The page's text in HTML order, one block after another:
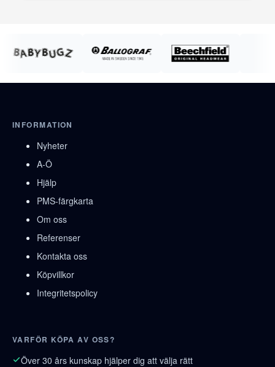
INFORMATION
Nyheter
A-Ö
Hjälp
PMS-färgkarta
Om oss
Referenser
Kontakta oss
Köpvillkor
Integritetspolicy
VARFÖR KÖPA AV OSS?
Över 30 års kunskap hjälper dig att välja rätt